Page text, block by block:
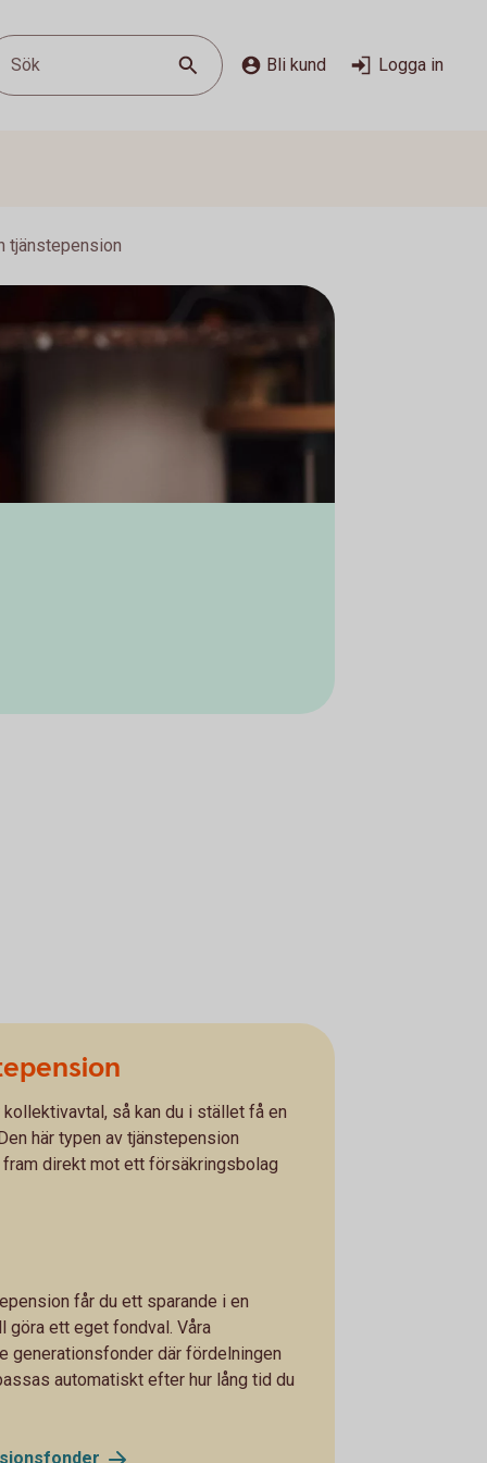
Sök Bli kund Logga in
tjänstepension
så kan du i stället få en
här typen av tjänstepension
direkt mot ett försäkringsbolag
får du ett sparande i en
göra ett eget fondval. Våra
generationsfonder där fördelningen
automatiskt efter hur lång tid du